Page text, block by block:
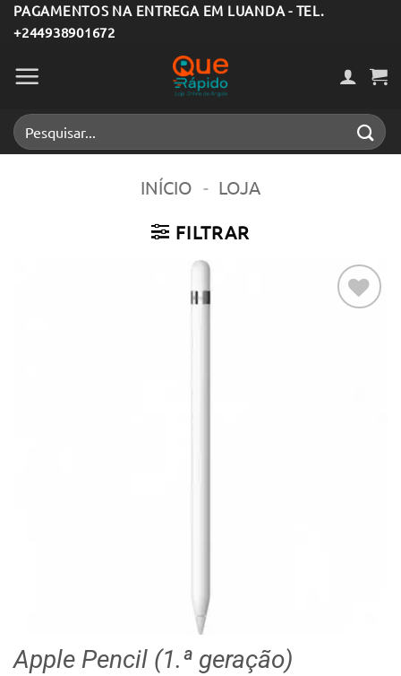
Skip
to
content
PAGAMENTOS NA ENTREGA EM LUANDA - TEL.
+244938901672
Pesquisar
por:
INÍCIO - LOJA
FILTRAR
Apple Pencil (1.ª geração)